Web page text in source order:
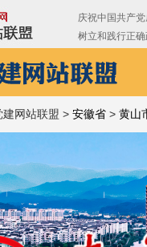
建网站联盟 > 安徽省 > 黄山